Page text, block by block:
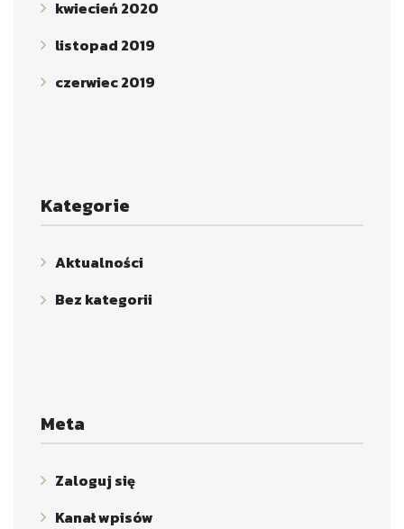
kwiecień 2020
listopad 2019
czerwiec 2019
Kategorie
Aktualności
Bez kategorii
Meta
Zaloguj się
Kanał wpisów